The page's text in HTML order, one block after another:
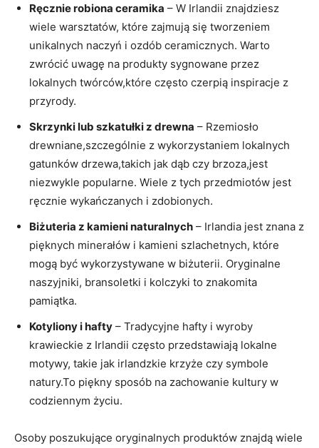
Ręcznie robiona ceramika – W Irlandii znajdziesz
wiele warsztatów, które zajmują się tworzeniem
unikalnych naczyń i ozdób ceramicznych. Warto
zwrócić uwagę na produkty sygnowane przez
lokalnych twórców,które często czerpią inspiracje z
przyrody.
Skrzynki lub szkatułki z drewna – Rzemiosło
drewniane,szczególnie z wykorzystaniem lokalnych
gatunków drzewa,takich jak dąb czy brzoza,jest
niezwykle popularne. Wiele z tych przedmiotów jest
ręcznie wykańczanych i zdobionych.
Biżuteria z kamieni naturalnych – Irlandia jest znana z
pięknych minerałów i kamieni szlachetnych, które
mogą być wykorzystywane w biżuterii. Oryginalne
naszyjniki, bransoletki i kolczyki to znakomita
pamiątka.
Kotyliony i hafty – Tradycyjne hafty i wyroby
krawieckie z Irlandii często przedstawiają lokalne
motywy, takie jak irlandzkie krzyże czy symbole
natury.To piękny sposób na zachowanie kultury w
codziennym życiu.
Osoby poszukujące oryginalnych produktów znajdą wiele